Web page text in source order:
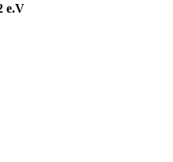
e.V